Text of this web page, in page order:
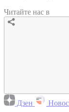
Читайте нас в
Дзен